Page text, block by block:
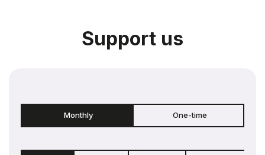
Support us
Monthly One-time